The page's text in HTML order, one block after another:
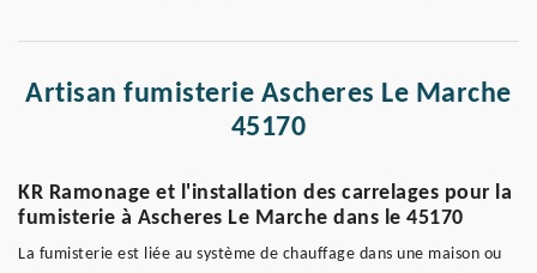
Artisan fumisterie Ascheres Le Marche
45170
KR Ramonage et l'installation des carrelages pour la
fumisterie à Ascheres Le Marche dans le 45170
La fumisterie est liée au système de chauffage dans une maison ou